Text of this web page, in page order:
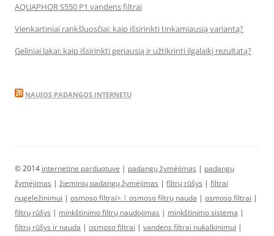
AQUAPHOR S550 P1 vandens filtrai
Vienkartiniai rankšluosčiai: kaip išsirinkti tinkamiausią variantą?
Geliniai lakai: kaip išsirinkti geriausią ir užtikrinti ilgalaikį rezultatą?
NAUJOS PADANGOS INTERNETU
© 2014 internetine parduotuve | padangų žymėjimas | padangų
žymėjimas | žieminių padangų žymėjimas | filtrų rūšys | filtrai
nugeležinimui | osmoso filtrai> | osmoso filtrų nauda | osmoso filtrai |
filtrų rūšys | minkštinimo filtrų naudojimas | minkštinimo sistema |
filtrų rūšys ir nauda | osmoso filtrai | vandens filtrai nukalkinimui |